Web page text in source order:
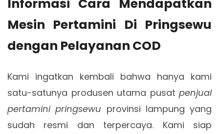
Informasi Cara Mendapatkan
Mesin Pertamini Di Pringsewu
dengan Pelayanan COD
Kami ingatkan kembali bahwa hanya kami
satu-satunya produsen utama pusat penjual
pertamini pringsewu provinsi lampung yang
sudah resmi dan terpercaya. Kami siap